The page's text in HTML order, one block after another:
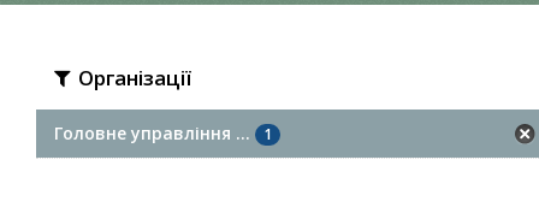
Організації
Головне управління ... 1